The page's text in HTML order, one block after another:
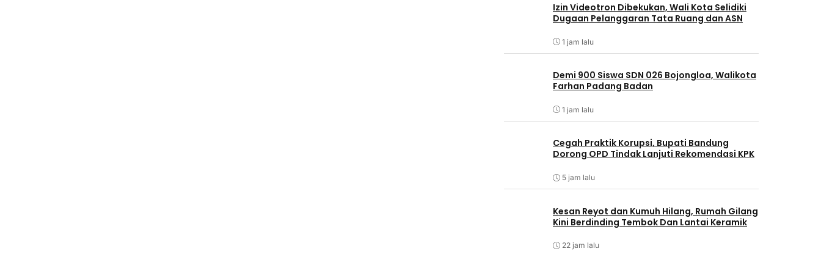
Izin Videotron Dibekukan, Wali Kota Selidiki
Dugaan Pelanggaran Tata Ruang dan ASN
1 jam lalu
Demi 900 Siswa SDN 026 Bojongloa, Walikota
Farhan Padang Badan
1 jam lalu
Cegah Praktik Korupsi, Bupati Bandung
Dorong OPD Tindak Lanjuti Rekomendasi KPK
5 jam lalu
Kesan Reyot dan Kumuh Hilang, Rumah Gilang
Kini Berdinding Tembok Dan Lantai Keramik
22 jam lalu